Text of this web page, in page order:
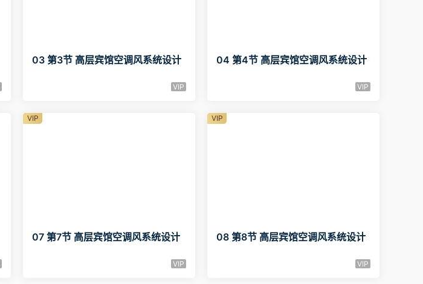
03 第3节 高层宾馆空调风系统设计
VIP
04 第4节 高层宾馆空调风系统设计
VIP
07 第7节 高层宾馆空调风系统设计
VIP
VIP
08 第8节 高层宾馆空调风系统设计
VIP
VIP